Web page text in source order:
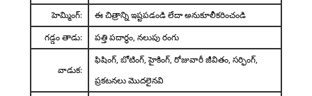
హెమ్మింగ్:
ఈ చిత్రాన్ని ఇష్టపడండి లేదా అనుకూలీకరించండి
గడ్డం తాడు:
పత్తి పదార్థం, నలుపు రంగు
వాడుక:
ఫిషింగ్, బోటింగ్, హైకింగ్, రోజువారీ జీవితం, సర్ఫింగ్,
ప్రకటనలు మొదలైనవి